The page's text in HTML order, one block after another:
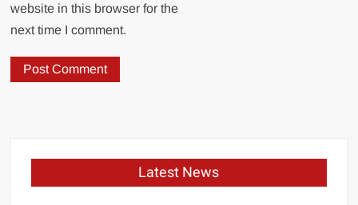
website in this browser for the
next time I comment.
Latest News